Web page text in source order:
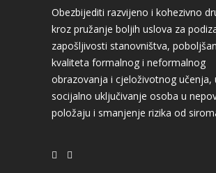
Obezbijediti razvijeno i kohezivno
kroz pružanje boljih uslova za
zapošljivosti stanovništva,
kvaliteta formalnog i neformalnog
obrazovanja i cjeloživotnog učenja,
socijalno uključivanje osoba u
položaju i smanjenje rizika od